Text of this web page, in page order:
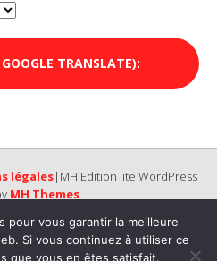
TRANSLATE):
légales|MH Edition lite WordPress
MH Themes
pour vous garantir la meilleure
Si vous continuez à utiliser ce
que vous en êtes satisfait.